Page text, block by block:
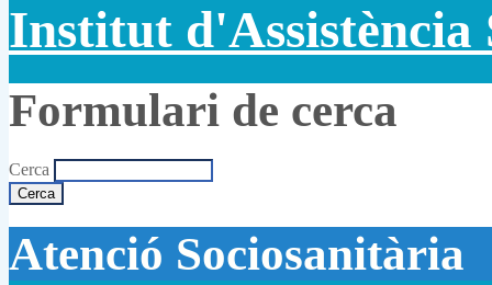
Institut d'Assistència
Formulari de cerca
Cerca
Atenció Sociosanitària